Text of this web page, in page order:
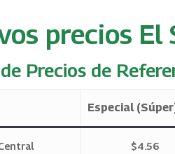
precios El
Precios de
Especial
$4.56